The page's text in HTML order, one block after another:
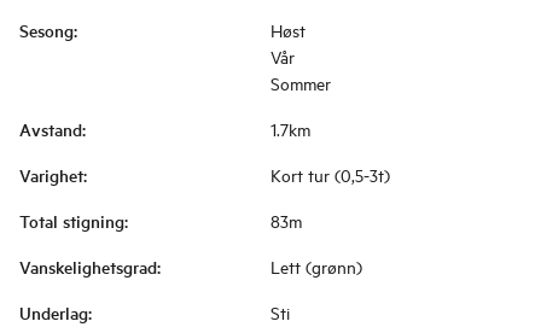
Sesong:
Høst
Vår
Sommer
Avstand: 1.7km
Varighet: Kort tur (0,5-3t)
Total stigning: 83m
Vanskelighetsgrad: Lett (grønn)
Underlag: Sti